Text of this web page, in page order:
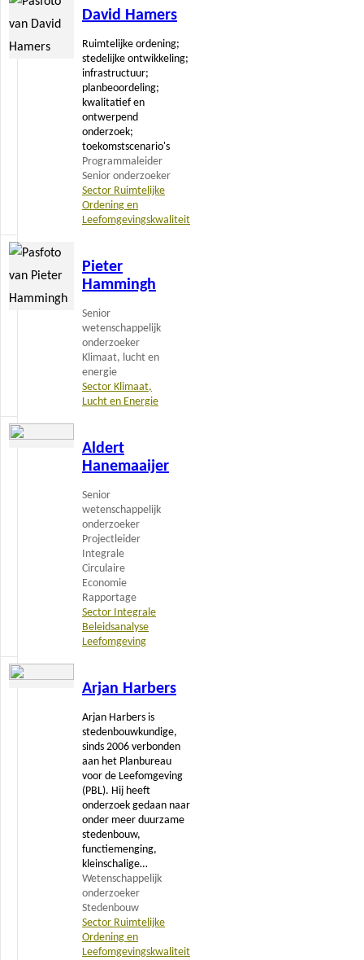
David Hamers
Ruimtelijke ordening;
stedelijke ontwikkeling;
infrastructuur;
planbeoordeling;
kwalitatief en
ontwerpend
onderzoek;
toekomstscenario's
Programmaleider
Senior onderzoeker
Sector Ruimtelijke
Ordening en
Leefomgevingskwaliteit
meer
Pieter
Hammingh
Senior
wetenschappelijk
onderzoeker
Klimaat, lucht en
energie
Sector Klimaat,
Lucht en Energie
Lees
meer
Aldert
Hanemaaijer
Senior
wetenschappelijk
onderzoeker
Projectleider
Integrale
Circulaire
Economie
Rapportage
Sector Integrale
Beleidsanalyse
Leefomgeving
Lees
Arjan Harbers
Arjan Harbers is
stedenbouwkundige,
sinds 2006 verbonden
aan het Planbureau
voor de Leefomgeving
(PBL). Hij heeft
onderzoek gedaan naar
onder meer duurzame
stedenbouw,
functiemenging,
kleinschalige…
Wetenschappelijk
onderzoeker
Stedenbouw
Sector Ruimtelijke
Ordening en
Leefomgevingskwaliteit
Lees